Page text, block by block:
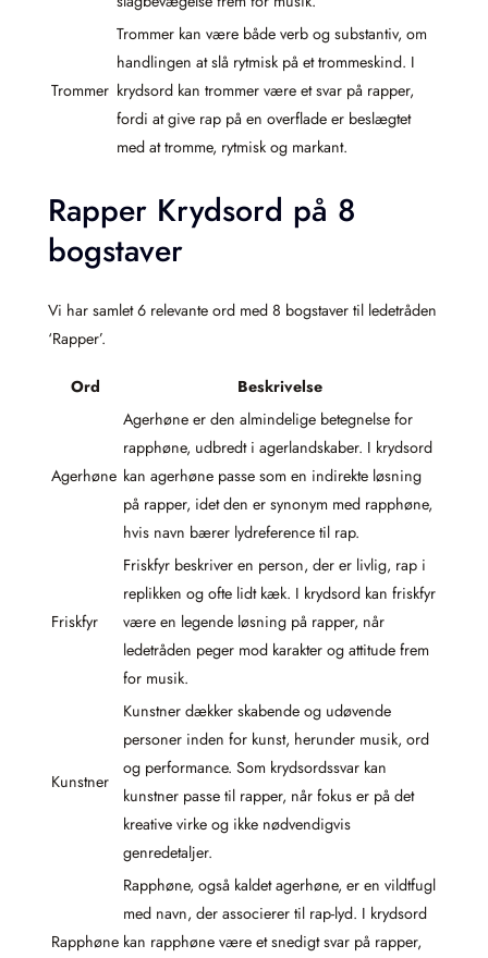
Trommer
Trommer kan være både verb og substantiv, om
handlingen at slå rytmisk på et trommeskind. I
krydsord kan trommer være et svar på rapper,
fordi at give rap på en overflade er beslægtet
med at tromme, rytmisk og markant.
Rapper Krydsord på 8
bogstaver
Vi har samlet 6 relevante ord med 8 bogstaver til ledetråden
‘Rapper’.
Ord Beskrivelse
Agerhøne
Agerhøne er den almindelige betegnelse for
rapphøne, udbredt i agerlandskaber. I krydsord
kan agerhøne passe som en indirekte løsning
på rapper, idet den er synonym med rapphøne,
hvis navn bærer lydreference til rap.
Friskfyr
Friskfyr beskriver en person, der er livlig, rap i
replikken og ofte lidt kæk. I krydsord kan friskfyr
være en legende løsning på rapper, når
ledetråden peger mod karakter og attitude frem
for musik.
Kunstner
Kunstner dækker skabende og udøvende
personer inden for kunst, herunder musik, ord
og performance. Som krydsordssvar kan
kunstner passe til rapper, når fokus er på det
kreative virke og ikke nødvendigvis
genredetaljer.
Rapphøne
Rapphøne, også kaldet agerhøne, er en vildtfugl
med navn, der associerer til rap-lyd. I krydsord
kan rapphøne være et snedigt svar på rapper,